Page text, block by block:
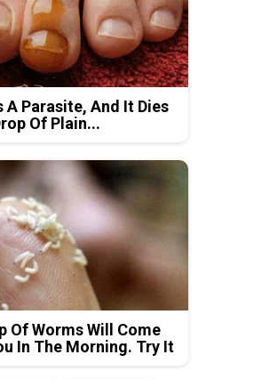
A Parasite, And It Dies
Of Plain...
Of Worms Will Come
In The Morning. Try It